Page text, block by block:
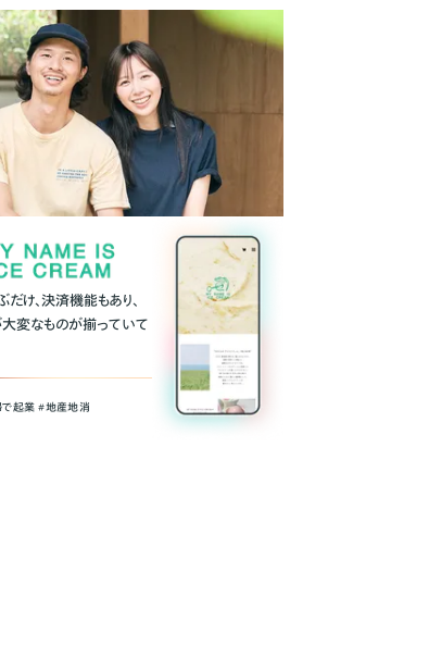
け、決済機能もあり、
変なものが揃っていて
起業 #地産地消